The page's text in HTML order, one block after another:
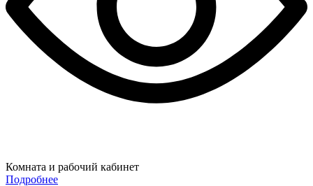
Комната и рабочий кабинет
Подробнее